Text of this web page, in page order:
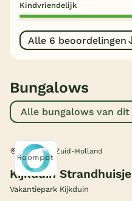
Onze
Kindvriendelijk
Alle 6 beoordelingen
Bungalows
Alle bungalows van dit
Den Haag, Zuid-Holland
Kijkduin
Vakantiepark Kijkduin